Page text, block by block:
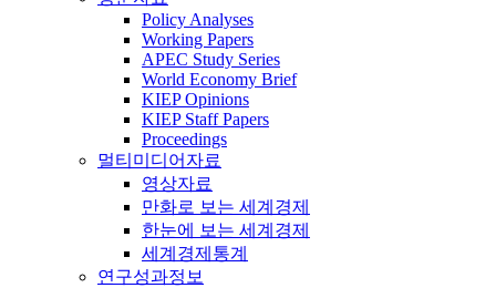
Policy Analyses
Working Papers
APEC Study Series
World Economy Brief
KIEP Opinions
KIEP Staff Papers
Proceedings
멀티미디어자료
영상자료
만화로 보는 세계경제
한눈에 보는 세계경제
세계경제통계
연구성과정보